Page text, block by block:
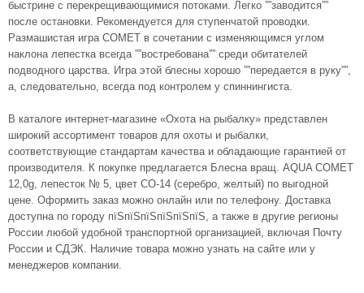
быстрине с перекрещивающимися потоками. Легко ””заводится””
после остановки. Рекомендуется для ступенчатой проводки.
Размашистая игра COMET в сочетании с изменяющимся углом
наклона лепестка всегда ””востребована”” среди обитателей
подводного царства. Игра этой блесны хорошо ””передается в руку””,
а, следовательно, всегда под контролем у спиннингиста.
В каталоге интернет-магазине «Охота на рыбалку» представлен
широкий ассортимент товаров для охоты и рыбалки,
соответствующие стандартам качества и обладающие гарантией от
производителя. К покупке предлагается Блесна вращ. AQUA COMET
12,0g, лепесток № 5, цвет CO-14 (серебро, желтый) по выгодной
цене. Оформить заказ можно онлайн или по телефону. Доставка
доступна по городу пїЅпїЅпїЅпїЅпїЅпїЅ, а также в другие регионы
России любой удобной транспортной организацией, включая Почту
России и СДЭК. Наличие товара можно узнать на сайте или у
менеджеров компании.